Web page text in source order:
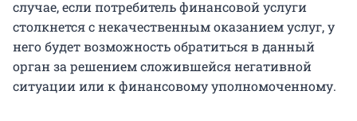
случае, если потребитель финансовой услуги
столкнется с некачественным оказанием услуг, у
него будет возможность обратиться в данный
орган за решением сложившейся негативной
ситуации или к финансовому уполномоченному.